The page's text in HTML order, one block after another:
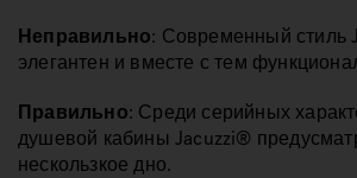
Неправильно: Современный стиль
элегантен и вместе с тем
Правильно: Среди серийных
душевой кабины Jacuzzi®
нескользкое дно.